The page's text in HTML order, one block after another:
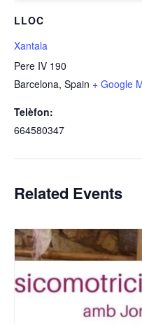
LLOC
Xantala
Pere IV 190
Barcelona, Spain + Google
Telèfon:
664580347
Related Events